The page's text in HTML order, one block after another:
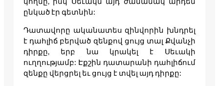
ընկած էր գետնին:
Դատավորը ականատես զինվորին խնդրել
է դահլիճ բերված զենքով ցույց տալ Քվանչի
դիրքը, երբ նա կրակել է Սեւակի
ուղղությամբ: Էքշին դատարանի դահլիճում
զենքը վերցրել եւ ցույց է տվել այդ դիրքը: